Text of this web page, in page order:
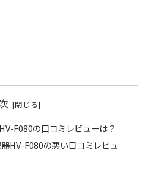
F080の口コミレビューは？
HV-F080の悪い口コミレビュ